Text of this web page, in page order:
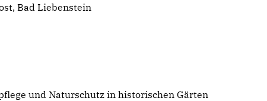
Bad Liebenstein
und Naturschutz in historischen Gärten